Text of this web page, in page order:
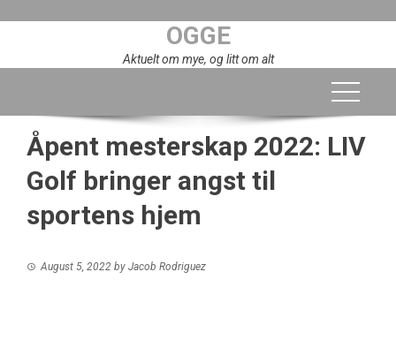
OGGE
Aktuelt om mye, og litt om alt
Åpent mesterskap 2022: LIV
Golf bringer angst til
sportens hjem
August 5, 2022 by Jacob Rodriguez